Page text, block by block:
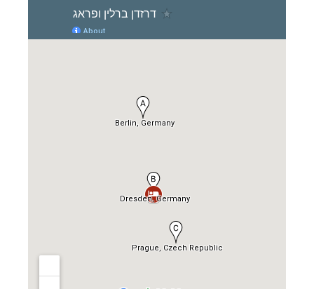
טיולים למדינות אירופה
טיולים לצפון אמריקה
קרוזים והפלגות נופש
לחצו לרשימת היעדים »